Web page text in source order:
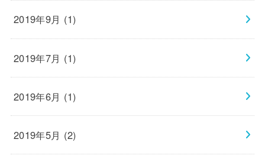
2019年9月 (1)
2019年7月 (1)
2019年6月 (1)
2019年5月 (2)